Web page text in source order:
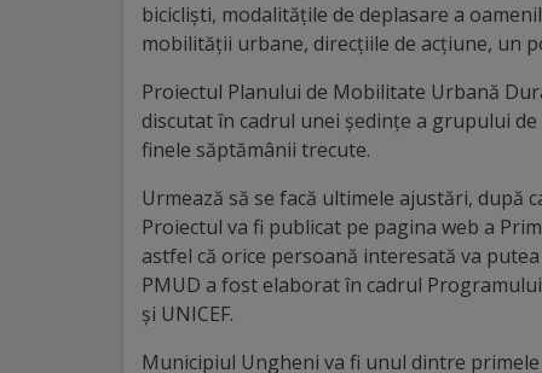
onoare
Deținători
titlului
„Merite
pentru
Ungheni”
bicicliști, modalitățile de deplasare a
mobilității urbane, direcțiile de acțiune, un
Proiectul Planului de Mobilitate Urbană
discutat în cadrul unei ședințe a grupului
finele săptămânii trecute.
Urmează să se facă ultimele ajustări, după
Proiectul va fi publicat pe pagina web a
astfel că orice persoană interesată va
PMUD a fost elaborat în cadrul
și UNICEF.
Municipiul Ungheni va fi unul dintre